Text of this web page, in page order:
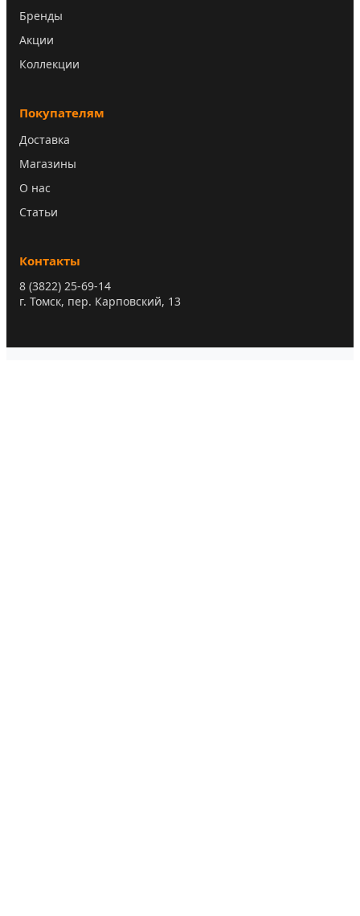
Бренды
Акции
Коллекции
Покупателям
Доставка
Магазины
О нас
Статьи
Контакты
8 (3822) 25-69-14
г. Томск, пер. Карповский, 13